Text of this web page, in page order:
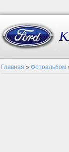
Главная » Фотоальбом